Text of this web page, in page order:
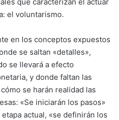
el voluntarismo.
en los conceptos expuestos
se saltan «detalles»,
se llevará a efecto
y donde faltan las
se harán realidad las
«Se iniciarán los pasos»
actual, «se definirán los